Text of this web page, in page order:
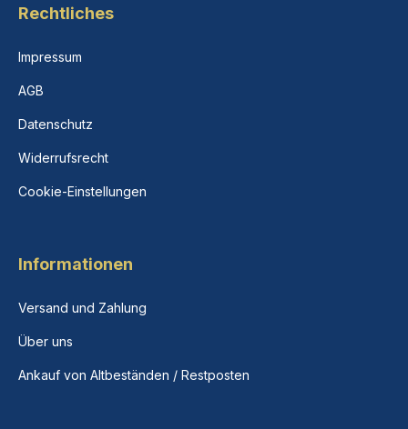
Rechtliches
Impressum
AGB
Datenschutz
Widerrufsrecht
Cookie-Einstellungen
Informationen
Versand und Zahlung
Über uns
Ankauf von Altbeständen / Restposten